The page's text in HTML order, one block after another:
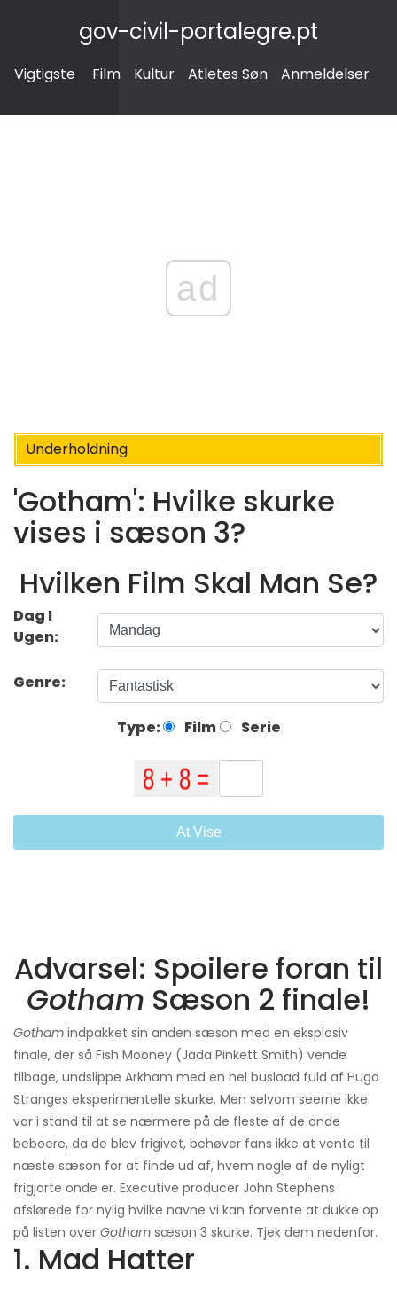
gov-civil-portalegre.pt
Vigtigste Film Kultur Atletes Søn Anmeldelser
ad
Underholdning
'Gotham': Hvilke skurke
vises i sæson 3?
Hvilken Film Skal Man Se?
Dag I
Ugen:
Genre:
Type: Film Serie
At Vise
Advarsel: Spoilere foran til
Gotham Sæson 2 finale!
Gotham indpakket sin anden sæson med en eksplosiv
finale, der så Fish Mooney (Jada Pinkett Smith) vende
tilbage, undslippe Arkham med en hel busload fuld af Hugo
Stranges eksperimentelle skurke. Men selvom seerne ikke
var i stand til at se nærmere på de fleste af de onde
beboere, da de blev frigivet, behøver fans ikke at vente til
næste sæson for at finde ud af, hvem nogle af de nyligt
frigjorte onde er. Executive producer John Stephens
afslørede for nylig hvilke navne vi kan forvente at dukke op
på listen over Gotham sæson 3 skurke. Tjek dem nedenfor.
1. Mad Hatter